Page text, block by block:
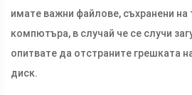
имате важни файлове, съхранени на
компютъра, в случай че се случи
опитвате да отстраните грешката
диск.